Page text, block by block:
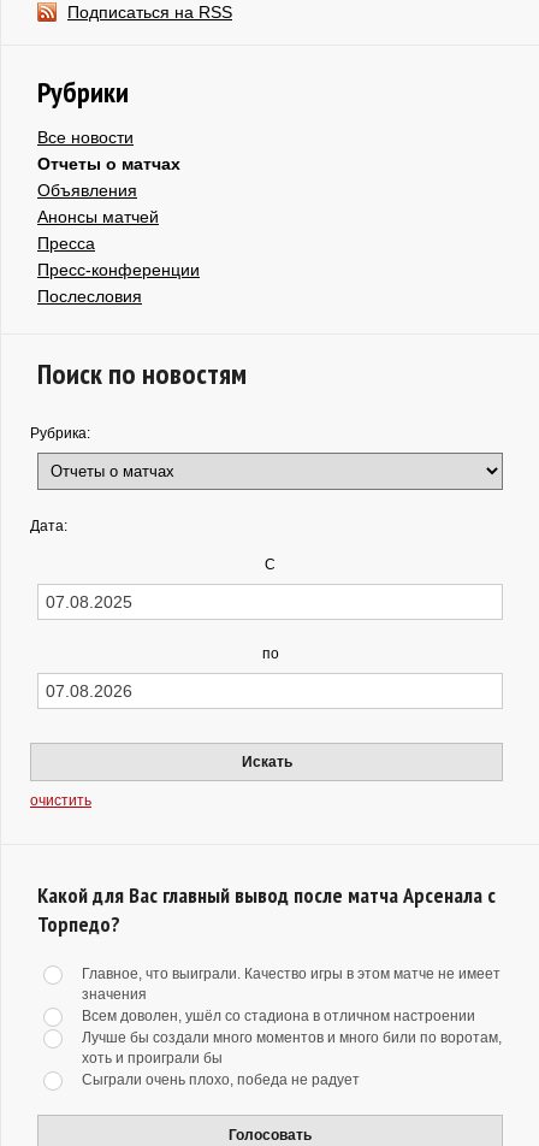
Подписаться на RSS
Рубрики
Все новости
Отчеты о матчах
Объявления
Анонсы матчей
Пресса
Пресс-конференции
Послесловия
Поиск по новостям
Рубрика:
Дата:
С
по
Искать
очистить
Какой для Вас главный вывод после матча Арсенала с
Торпедо?
Главное, что выиграли. Качество игры в этом матче не имеет
значения
Всем доволен, ушёл со стадиона в отличном настроении
Лучше бы создали много моментов и много били по воротам,
хоть и проиграли бы
Сыграли очень плохо, победа не радует
Голосовать